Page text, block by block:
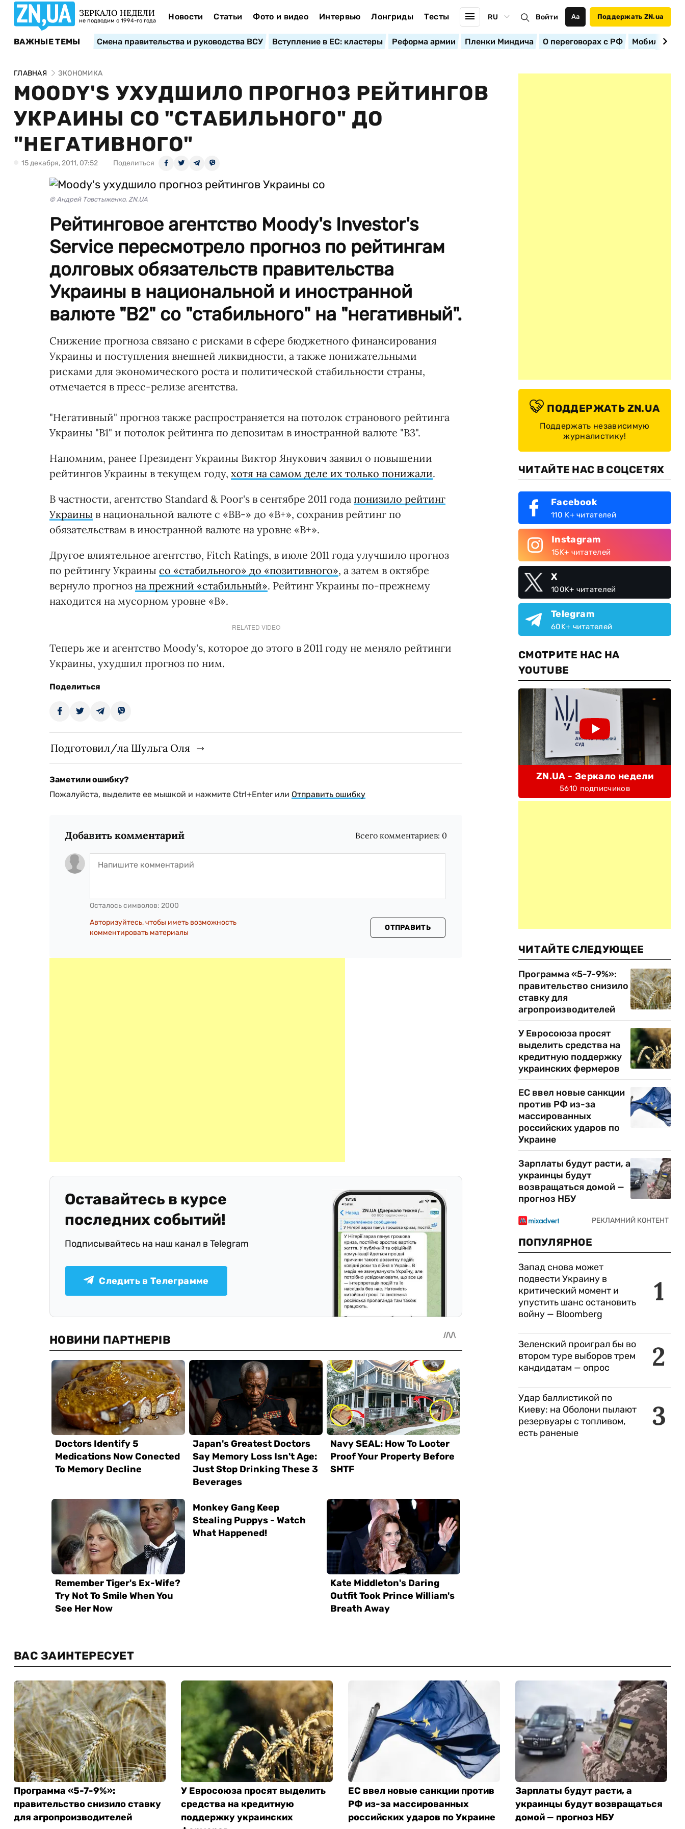
ЗЕРКАЛО НЕДЕЛИ
не подводим с 1994-го года Новости Статьи Фото и видео Интервью Лонгриды Тесты RU Войти Аа Поддержать ZN.ua
ВАЖНЫЕ ТЕМЫ Смена правительства и руководства ВСУ Вступление в ЕС: кластеры Реформа армии Пленки Миндича О переговорах с РФ
ГЛАВНАЯ ЭКОНОМИКА
MOODY'S УХУДШИЛО ПРОГНОЗ РЕЙТИНГОВ
УКРАИНЫ СО "СТАБИЛЬНОГО" ДО
"НЕГАТИВНОГО"
15 декабря, 2011, 07:52 Поделиться
© Андрей Товстыженко, ZN.UA
Рейтинговое агентство Moody's Investor's
Service пересмотрело прогноз по рейтингам
долговых обязательств правительства
Украины в национальной и иностранной
валюте "B2" со "стабильного" на "негативный".
Снижение прогноза связано с рисками в сфере бюджетного финансирования
Украины и поступления внешней ликвидности, а также понижательными
рисками для экономического роста и политической стабильности страны,
отмечается в пресс-релизе агентства.
"Негативный" прогноз также распространяется на потолок странового рейтинга
Украины "B1" и потолок рейтинга по депозитам в иностранной валюте "В3".
Напомним, ранее Президент Украины Виктор Янукович заявил о повышении
рейтингов Украины в текущем году, хотя на самом деле их только понижали.
В частности, агентство Standard & Poor's в сентябре 2011 года понизило рейтинг
Украины в национальной валюте с «BB-» до «B+», сохранив рейтинг по
обязательствам в иностранной валюте на уровне «B+».
Другое влиятельное агентство, Fitch Ratings, в июле 2011 года улучшило прогноз
по рейтингу Украины со «стабильного» до «позитивного», а затем в октябре
вернуло прогноз на прежний «стабильный». Рейтинг Украины по-прежнему
находится на мусорном уровне «В».
RELATED VIDEO
Теперь же и агентство Moody's, которое до этого в 2011 году не меняло рейтинги
Украины, ухудшил прогноз по ним.
Поделиться
Подготовил/ла Шульга Оля
Заметили ошибку?
Пожалуйста, выделите ее мышкой и нажмите Ctrl+Enter или Отправить ошибку
Добавить комментарий Всего комментариев: 0
Осталось символов: 2000
Авторизуйтесь, чтобы иметь возможность
комментировать материалы
ОТПРАВИТЬ
Оставайтесь в курсе
последних событий!
Подписывайтесь на наш канал в Telegram
Следить в Телеграмме
ПОДДЕРЖАТЬ ZN.UA
Поддержать независимую
журналистику!
ЧИТАЙТЕ НАС В СОЦСЕТЯХ
Facebook
110 K+ читателей
Instagram
15K+ читателей
X
100K+ читателей
Telegram
60K+ читателей
СМОТРИТЕ НАС НА
YOUTUBE
ZN.UA - Зеркало недели
5610 подписчиков
ЧИТАЙТЕ СЛЕДУЮЩЕЕ
Программа «5-7-9%»:
правительство снизило
ставку для
агропроизводителей
У Евросоюза просят
выделить средства на
кредитную поддержку
украинских фермеров
ЕС ввел новые санкции
против РФ из-за
массированных
российских ударов по
Украине
Зарплаты будут расти, а
украинцы будут
возвращаться домой —
прогноз НБУ
ПОПУЛЯРНОЕ
1
Запад снова может
подвести Украину в
критический момент и
упустить шанс остановить
войну — Bloomberg
2
Зеленский проиграл бы во
втором туре выборов трем
кандидатам — опрос
3
Удар баллистикой по
Киеву: на Оболони пылают
резервуары с топливом,
есть раненые
ВАС ЗАИНТЕРЕСУЕТ
Программа «5-7-9%»:
правительство снизило ставку
для агропроизводителей
У Евросоюза просят выделить
средства на кредитную
поддержку украинских
ЕС ввел новые санкции против
РФ из-за массированных
российских ударов по Украине
Зарплаты будут расти, а
украинцы будут возвращаться
домой — прогноз НБУ